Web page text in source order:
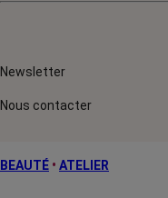
Newsletter
Nous contacter
BEAUTÉ • ATELIER